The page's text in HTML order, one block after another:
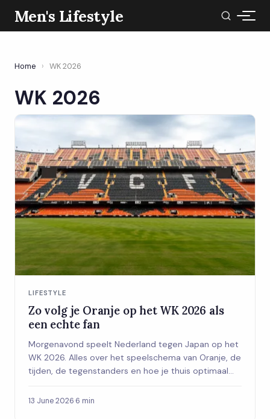
Men's Lifestyle
Home › WK 2026
WK 2026
LIFESTYLE
Zo volg je Oranje op het WK 2026 als
een echte fan
Morgenavond speelt Nederland tegen Japan op het
WK 2026. Alles over het speelschema van Oranje, de
tijden, de tegenstanders en hoe je thuis optimaal
13 June 2026·6 min